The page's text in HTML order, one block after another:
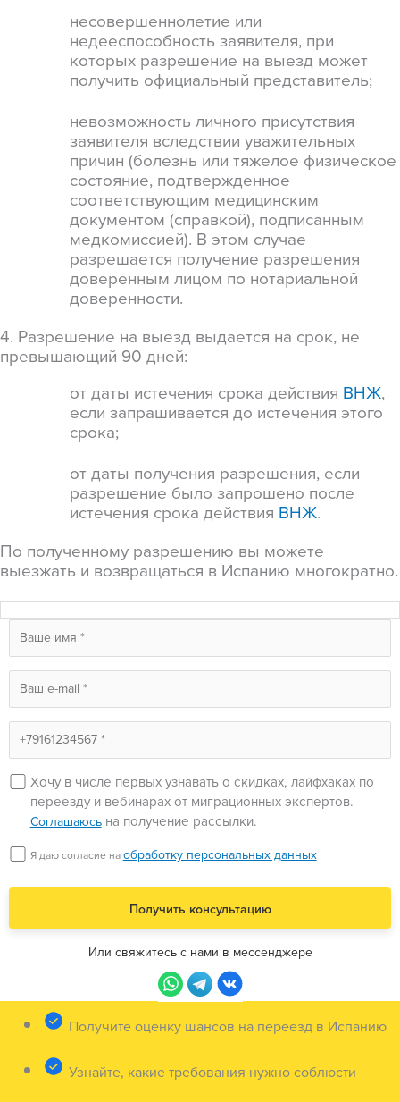
несовершеннолетие или
недееспособность заявителя, при
которых разрешение на выезд может
получить официальный представитель;
невозможность личного присутствия
заявителя вследствии уважительных
причин (болезнь или тяжелое физическое
состояние, подтвержденное
соответствующим медицинским
документом (справкой), подписанным
медкомиссией). В этом случае
разрешается получение разрешения
доверенным лицом по нотариальной
доверенности.
4. Разрешение на выезд выдается на срок, не
превышающий 90 дней:
от даты истечения срока действия ВНЖ,
если запрашивается до истечения этого
срока;
от даты получения разрешения, если
разрешение было запрошено после
истечения срока действия ВНЖ.
По полученному разрешению вы можете
выезжать и возвращаться в Испанию многократно.
Хочу в числе первых узнавать о скидках, лайфхаках по
переезду и вебинарах от миграционных экспертов.
Соглашаюсьна получение рассылки.
Я даю согласие наобработку персональных данных
Или свяжитесь с нами в мессенджере
Получите оценку шансов на переезд в Испанию
Узнайте, какие требования нужно соблюсти